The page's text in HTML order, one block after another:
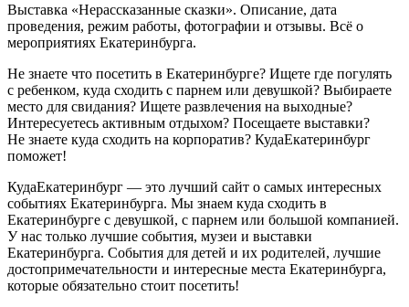
Выставка «Нерассказанные сказки». Описание, дата
проведения, режим работы, фотографии и отзывы. Всё о
мероприятиях Екатеринбурга.
Не знаете что посетить в Екатеринбурге? Ищете где погулять
с ребенком, куда сходить с парнем или девушкой? Выбираете
место для свидания? Ищете развлечения на выходные?
Интересуетесь активным отдыхом? Посещаете выставки?
Не знаете куда сходить на корпоратив? КудаЕкатеринбург
поможет!
КудаЕкатеринбург — это лучший сайт о самых интересных
событиях Екатеринбурга. Мы знаем куда сходить в
Екатеринбурге с девушкой, с парнем или большой компанией.
У нас только лучшие события, музеи и выставки
Екатеринбурга. События для детей и их родителей, лучшие
достопримечательности и интересные места Екатеринбурга,
которые обязательно стоит посетить!